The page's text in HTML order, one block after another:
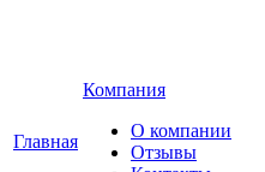
Главная
Компания
О компании
Отзывы